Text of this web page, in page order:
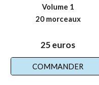
Volume 1
20 morceaux
25euros
COMMANDER